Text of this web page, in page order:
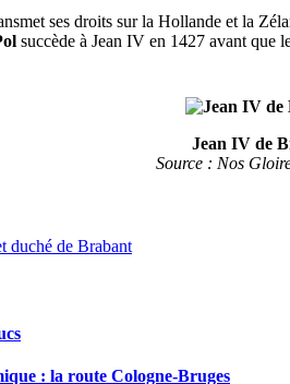
ses droits sur la Hollande et la
succède à Jean IV en 1427 avant que
Jean IV de
Source : Nos
duché de Brabant
: la route Cologne-Bruges